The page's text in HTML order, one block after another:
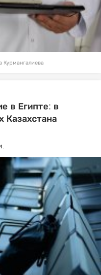
Курмангалиева
в Египте: в
Казахстана